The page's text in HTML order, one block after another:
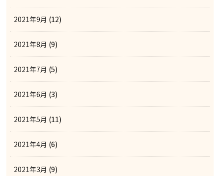
2021年9月 (12)
2021年8月 (9)
2021年7月 (5)
2021年6月 (3)
2021年5月 (11)
2021年4月 (6)
2021年3月 (9)